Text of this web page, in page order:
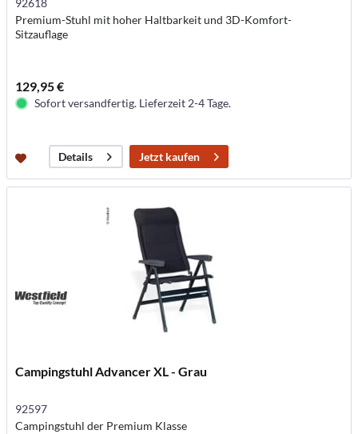
92618
Premium-Stuhl mit hoher Haltbarkeit und 3D-Komfort-
Sitzauflage
129,95 €
Sofort versandfertig. Lieferzeit 2-4 Tage.
Details Jetzt kaufen
Campingstuhl Advancer XL - Grau
92597
Campingstuhl der Premium Klasse